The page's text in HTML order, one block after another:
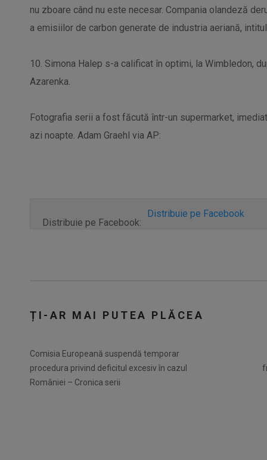
nu zboare când nu este necesar. Compania olandeză
a emisiilor de carbon generate de industria aeriană,
10. Simona Halep s-a calificat în optimi, la Wimbledon,
Azarenka.
Fotografia serii a fost făcută într-un supermarket,
azi noapte. Adam Graehl via AP:
Distribuie pe Facebook:
Distribuie pe Facebook
ȚI-AR MAI PUTEA PLĂCEA
Comisia Europeană suspendă temporar
procedura privind deficitul excesiv în cazul
României – Cronica serii